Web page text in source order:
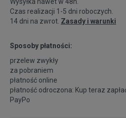
27 cm
43 28 cm
Wysyłka nawet w 48h.
Czas realizacji 1-5 dni roboczych.
14 dni na zwrot. Zasady i warunki
Sposoby płatności:
przelew zwykły
za pobraniem
płatność online
płatność odroczona: Kup teraz
PayPo